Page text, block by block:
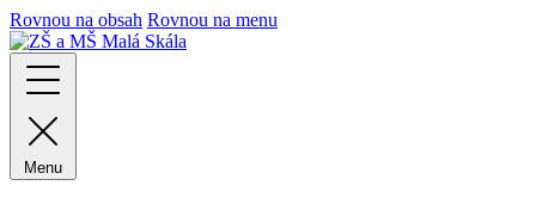
Rovnou na obsah Rovnou na menu
Menu